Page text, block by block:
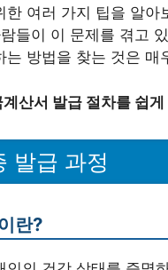
한 여러 가지 팁을 알아
들이 이 문제를 겪고
는 방법을 찾는 것은 매
산서 발급 절차를 쉽
발급 과정
란?